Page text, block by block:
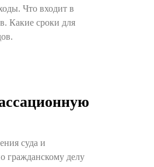
Что входит в
Какие сроки для
суда и
гражданскому делу